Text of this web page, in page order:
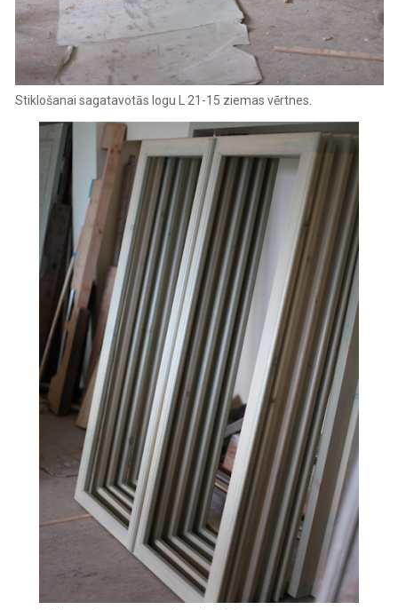
Stiklošanai sagatavotās logu L 21-15 ziemas vērtnes.‍